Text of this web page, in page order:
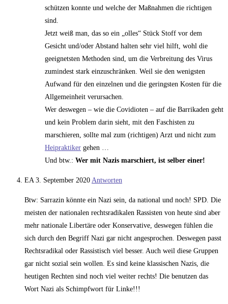
schützen konnte und welche der Maßnahmen die richtigen
sind.
Jetzt weiß man, das so ein „olles“ Stück Stoff vor dem
Gesicht und/oder Abstand halten sehr viel hilft, wohl die
geeignetsten Methoden sind, um die Verbreitung des Virus
zumindest stark einzuschränken. Weil sie den wenigsten
Aufwand für den einzelnen und die geringsten Kosten für die
Allgemeinheit verursachen.
Wer deswegen – wie die Covidioten – auf die Barrikaden geht
und kein Problem darin sieht, mit den Faschisten zu
marschieren, sollte mal zum (richtigen) Arzt und nicht zum
Heipraktiker gehen …
Und btw.: Wer mit Nazis marschiert, ist selber einer!
EA 3. September 2020 Antworten
Btw: Sarrazin könnte ein Nazi sein, da national und noch! SPD. Die
meisten der nationalen rechtsradikalen Rassisten von heute sind aber
mehr nationale Libertäre oder Konservative, deswegen fühlen die
sich durch den Begriff Nazi gar nicht angesprochen. Deswegen passt
Rechtsradikal oder Rassistisch viel besser. Auch weil diese Gruppen
gar nicht sozial sein wollen. Es sind keine klassischen Nazis, die
heutigen Rechten sind noch viel weiter rechts! Die benutzen das
Wort Nazi als Schimpfwort für Linke!!!